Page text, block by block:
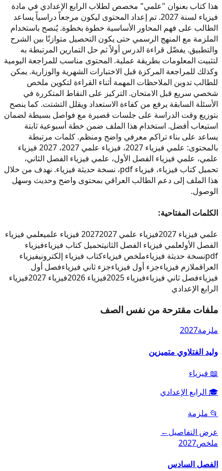
هذا كتاب بعنوان "علمي" مخصص لطلاب الرابع الإعدادي في مادة
فيزياء لسنة 2027. تم إعداد المحتوى ليكون مرجعاً دراسياً يساعد
الطالب على فهم المحاور الأساسية خطوة بخطوة. يُنصح باستخدام
الملزمة مع المنهج الرسمي حتى يكون التحصيل متوازنًا بين الشرح
والتطبيق. يفضّل قراءة الدرس أولاً ثم حل التمارين المرتبطة به
لتثبيت المعلومات بطريقة عملية. المحتوى مناسب للمراجعة اليومية
وكذلك للمراجعة المركزة قبل الاختبارات الشهرية والوزارية. يمكن
للطالب تدوين الملاحظات المهمة أثناء القراءة لتكوين ملخص
شخصي سريع قبل الامتحان. التركيز على النقاط المتكررة في
الأسئلة السابقة يرفع من كفاءة الاستعداد ويقلل التشتت. كما ينصح
بتوزيع وقت الدراسة على جلسات قصيرة مع فواصل بسيطة لضمان
استيعاب أفضل. استخدام هذا الملف ضمن خطة أسبوعية ثابتة
يساعد على بناء تراكم معرفي واضح ومنظم. كلمات مرتبطة
بالمحتوى: علمي فيزياء 2027، فيزياء علمي 2027، 2027 فيزياء
علمي، علمي فيزياء الفصل الأول، علمي فيزياء الفصل الثاني،
تحميل كتاب فيزياء، فيزياء pdf، نسخة حديثة فيزياء. نهدف من خلال
هذا الملف إلى دعم الطالب العراقي بمحتوى واضح وحديث وسهل
الوصول.
الكلمات المفتاحية:
علمي فيزياء 2027
فيزياء علمي 2027 2027 فيزياء علمي
علمي فيزياء
الفصل الأولعلمي فيزياء الفصل الثانيتحميل كتاب فيزياءفيزياء
pdfنسخة حديثة فيزياءملخص فيزياءكتاب فيزياء إلكترونيفيزياء
العراقملازم فيزياءجزء أول فيزياءجزء ثاني فيزياءفصل أول
فيزياءفصل ثاني فيزياءفيزياء 2025 فيزياء 2026 فيزياء 2027
فيزياء
الرابع الإعدادي
ملفات مقترحة من نفس الصف
ملزمة2027
وليد الفتلاوي متميزين
📖 فيزياء
🎓 الرابع الإعدادي
📂 ملزمة
عرض التفاصيل←
ملخص2027
الفصل السادس